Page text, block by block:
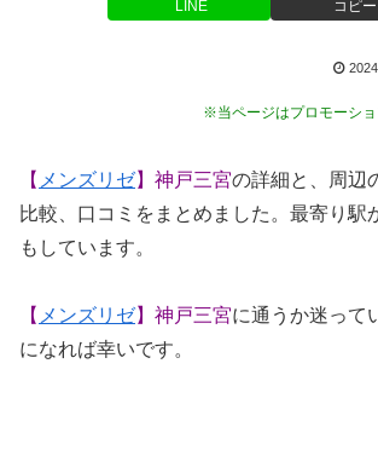
LINE コピー
※当ページはプロモーショ
【 メンズリゼ】神戸三宮の詳細と、周辺
比較、口コミをまとめました。最寄り駅
もしています。
【 メンズリゼ】神戸三宮に通うか迷って
になれば幸いです。